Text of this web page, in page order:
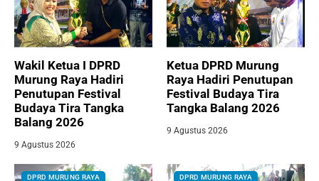
Wakil Ketua I DPRD
Murung Raya Hadiri
Penutupan Festival
Budaya Tira Tangka
Balang 2026
9 Agustus 2026
Ketua DPRD Murung
Raya Hadiri Penutupan
Festival Budaya Tira
Tangka Balang 2026
9 Agustus 2026
DPRD MURUNG RAYA DPRD MURUNG RAYA